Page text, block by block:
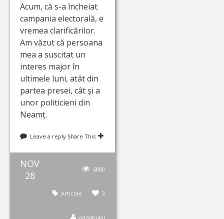
Acum, că s-a încheiat
campania electorală, e
vremea clarificărilor.
Am văzut că persoana
mea a suscitat un
interes major în
ultimele luni, atât din
partea presei, cât și a
unor politicieni din
Neamț.
Leave a reply Share This
NOV
28
5880
3
Articole
oanabulai